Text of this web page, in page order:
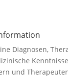
Diagnosen,
und